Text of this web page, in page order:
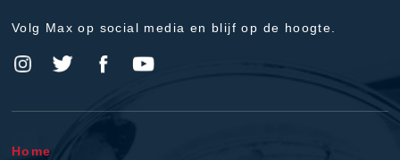
Volg Max op social media en blijf op de hoogte.
Home